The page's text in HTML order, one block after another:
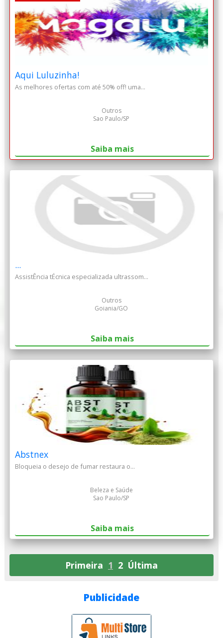
Aqui Luluzinha!
As melhores ofertas com até 50% off! uma...
Outros
Sao Paulo/SP
Saiba mais
...
AssistÊncia tÉcnica especializada ultrassom...
Outros
Goiania/GO
Saiba mais
Abstnex
Bloqueia o desejo de fumar restaura o...
Beleza e Saúde
Sao Paulo/SP
Saiba mais
Primeira 1 2 Última
Publicidade